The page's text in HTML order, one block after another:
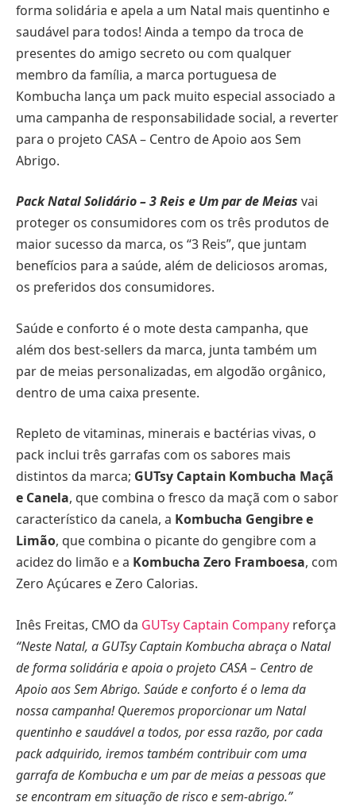
forma solidária e apela a um Natal mais quentinho e
saudável para todos! Ainda a tempo da troca de
presentes do amigo secreto ou com qualquer
membro da família, a marca portuguesa de
Kombucha lança um pack muito especial associado a
uma campanha de responsabilidade social, a reverter
para o projeto CASA – Centro de Apoio aos Sem
Abrigo.
Pack Natal Solidário – 3 Reis e Um par de Meias vai
proteger os consumidores com os três produtos de
maior sucesso da marca, os “3 Reis”, que juntam
benefícios para a saúde, além de deliciosos aromas,
os preferidos dos consumidores.
Saúde e conforto é o mote desta campanha, que
além dos best-sellers da marca, junta também um
par de meias personalizadas, em algodão orgânico,
dentro de uma caixa presente.
Repleto de vitaminas, minerais e bactérias vivas, o
pack inclui três garrafas com os sabores mais
distintos da marca; GUTsy Captain Kombucha Maçã
e Canela, que combina o fresco da maçã com o sabor
característico da canela, a Kombucha Gengibre e
Limão, que combina o picante do gengibre com a
acidez do limão e a Kombucha Zero Framboesa, com
Zero Açúcares e Zero Calorias.
Inês Freitas, CMO da GUTsy Captain Company reforça
“Neste Natal, a GUTsy Captain Kombucha abraça o Natal
de forma solidária e apoia o projeto CASA – Centro de
Apoio aos Sem Abrigo. Saúde e conforto é o lema da
nossa campanha! Queremos proporcionar um Natal
quentinho e saudável a todos, por essa razão, por cada
pack adquirido, iremos também contribuir com uma
garrafa de Kombucha e um par de meias a pessoas que
se encontram em situação de risco e sem-abrigo.”